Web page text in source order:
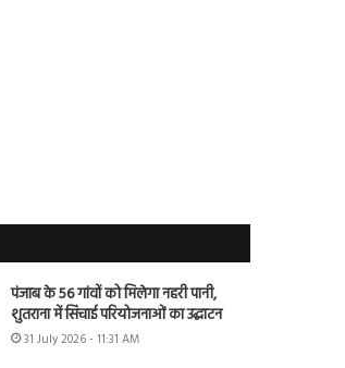
पंजाब के 56 गांवों को मिलेगा नहरी पानी,
शुतराना में सिंचाई परियोजनाओं का उद्घाटन
31 July 2026 - 11:31 AM